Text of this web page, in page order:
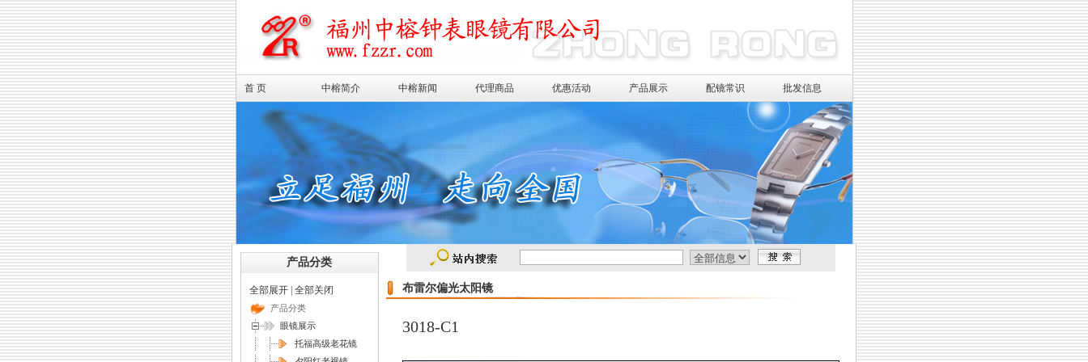
首 页 中榕简介 中榕新闻 代理商品 优惠活动 产品展示 配镜常识 批发信息
产品分类
全部展开| 全部关闭
产品分类
眼镜展示
托福高级老花镜
布雷尔偏光太阳镜
3018-C1